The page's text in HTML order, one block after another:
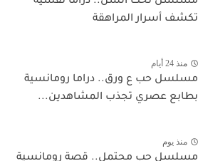
تكشف أسرار المراهقة
منذ 24 أيام
مسلسل حب ع ورق.. دراما رومانسية
بطابع عصري تجذب المشاهدين...
منذ يوم
مسلسل حب محتمل.. قصة رومانسية